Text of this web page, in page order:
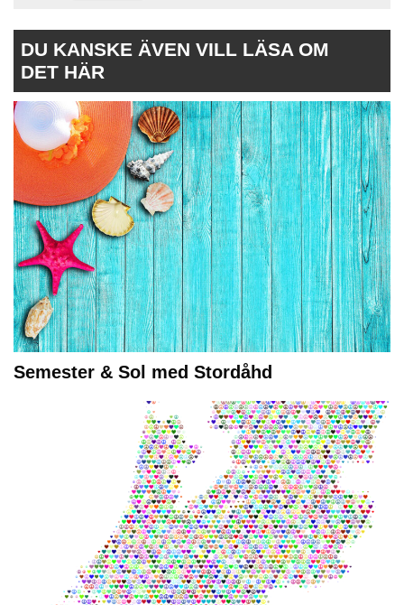
DU KANSKE ÄVEN VILL LÄSA OM
DET HÄR
Semester & Sol med Stordåhd